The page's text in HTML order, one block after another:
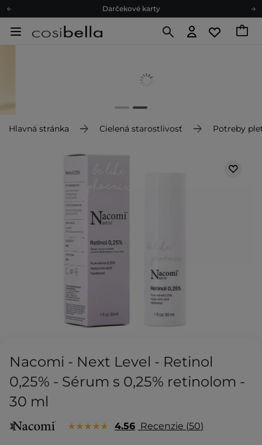
Darčekové karty
Ekologické balenie
Darčekové karty
Hlavná stránka Cielená starostlivosť Potreby
Nacomi - Next Level - Retinol
0,25% - Sérum s 0,25% retinolom -
30 ml
4.56 Recenzie 50